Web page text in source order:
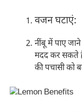
वजन घटाएं:
नींबू में पाए
मदद कर सकते
की पचासी को